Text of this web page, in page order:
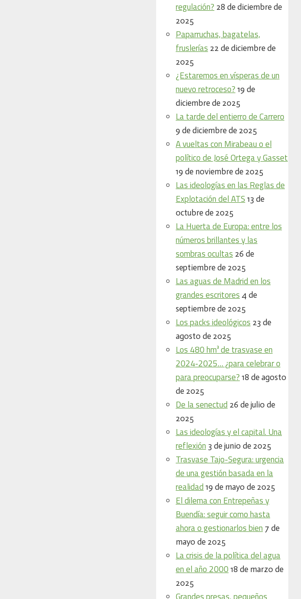
regulación? 28 de diciembre de
2025
Paparruchas, bagatelas,
fruslerías 22 de diciembre de
2025
¿Estaremos en vísperas de un
nuevo retroceso? 19 de
diciembre de 2025
La tarde del entierro de Carrero
9 de diciembre de 2025
A vueltas con Mirabeau o el
político de José Ortega y Gasset
19 de noviembre de 2025
Las ideologías en las Reglas de
Explotación del ATS 13 de
octubre de 2025
La Huerta de Europa: entre los
números brillantes y las
sombras ocultas 26 de
septiembre de 2025
Las aguas de Madrid en los
grandes escritores 4 de
septiembre de 2025
Los packs ideológicos 23 de
agosto de 2025
Los 480 hm³ de trasvase en
2024‑2025… ¿para celebrar o
para preocuparse? 18 de agosto
de 2025
De la senectud 26 de julio de
2025
Las ideologías y el capital. Una
reflexión 3 de junio de 2025
Trasvase Tajo-Segura: urgencia
de una gestión basada en la
realidad 19 de mayo de 2025
El dilema con Entrepeñas y
Buendía: seguir como hasta
ahora o gestionarlos bien 7 de
mayo de 2025
La crisis de la política del agua
en el año 2000 18 de marzo de
2025